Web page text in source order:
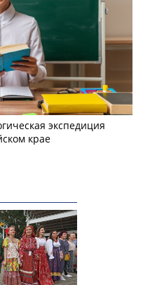
экспедиция
крае